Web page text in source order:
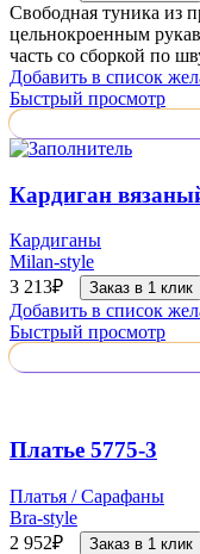
Свободная туника из
цельнокроенным
часть со сборкой по
Добавить в список
Быстрый просмотр
Кардиган
Кардиганы
Milan-style
3 213₽ Заказ в 1 клик
Добавить в список
Быстрый просмотр
Платье 5775-3
Платья / Сарафаны
Bra-style
2 952₽ Заказ в 1 клик